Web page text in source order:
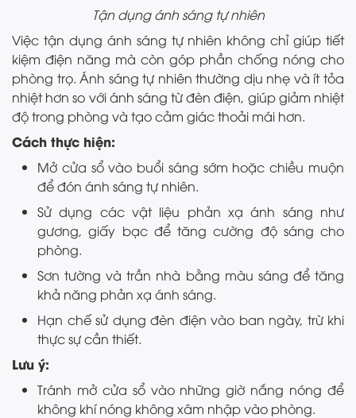
Tận dụng ánh sáng tự nhiên
Việc tận dụng ánh sáng tự nhiên không chỉ giúp tiết
kiệm điện năng mà còn góp phần chống nóng cho
phòng trọ. Ánh sáng tự nhiên thường dịu nhẹ và ít tỏa
nhiệt hơn so với ánh sáng từ đèn điện, giúp giảm nhiệt
độ trong phòng và tạo cảm giác thoải mái hơn.
Cách thực hiện:
Mở cửa sổ vào buổi sáng sớm hoặc chiều muộn
để đón ánh sáng tự nhiên.
Sử dụng các vật liệu phản xạ ánh sáng như
gương, giấy bạc để tăng cường độ sáng cho
phòng.
Sơn tường và trần nhà bằng màu sáng để tăng
khả năng phản xạ ánh sáng.
Hạn chế sử dụng đèn điện vào ban ngày, trừ khi
thực sự cần thiết.
Lưu ý:
Tránh mở cửa sổ vào những giờ nắng nóng để
không khí nóng không xâm nhập vào phòng.